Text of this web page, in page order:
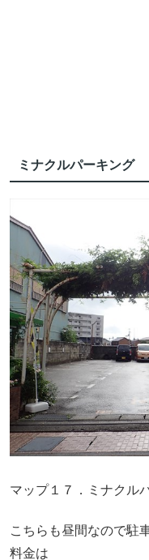
ミナクルパーキング
マップ１７．ミナクル
こちらも昼間なので駐
料金は